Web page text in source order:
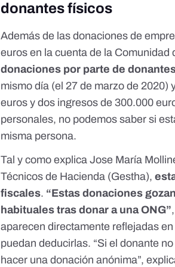
donantes físicos
Además de las donaciones de
euros en la cuenta de la Comunidad
donaciones por parte de
mismo día (el 27 de marzo de 2020)
euros y dos ingresos de 300.000
personales, no podemos saber si
misma persona.
Tal y como explica Jose María
Técnicos de Hacienda (Gestha),
fiscales. “Estas donaciones
habituales tras donar a una ONG”
aparecen directamente reflejadas
puedan deducirlas. “Si el donante
hacer una donación anónima”,